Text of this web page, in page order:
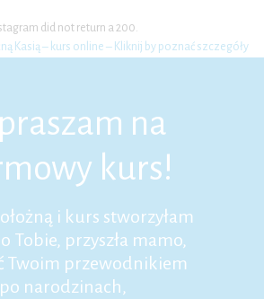
did not return a 200.
Kasią – kurs online – Kliknij by poznać szczegóły
na
kurs!
i kurs stworzyłam
Tobie, przyszła mamo,
Twoim przewodnikiem
po narodzinach,